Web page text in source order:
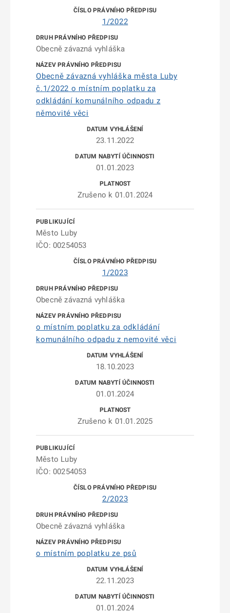
1/2022
Obecně závazná vyhláška
Obecně závazná vyhláška města Luby
č.1/2022 o místním poplatku za
odkládání komunálního odpadu z
němovité věci
23.11.2022
01.01.2023
Zrušeno k 01.01.2024
Město Luby
IČO: 00254053
1/2023
Obecně závazná vyhláška
o místním poplatku za odkládání
komunálního odpadu z nemovité věci
18.10.2023
01.01.2024
Zrušeno k 01.01.2025
Město Luby
IČO: 00254053
2/2023
Obecně závazná vyhláška
o místním poplatku ze psů
22.11.2023
01.01.2024